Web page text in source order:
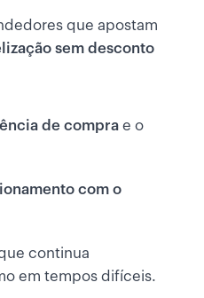
que apostam
sem desconto
de compra e o
com o
continua
em tempos difíceis.